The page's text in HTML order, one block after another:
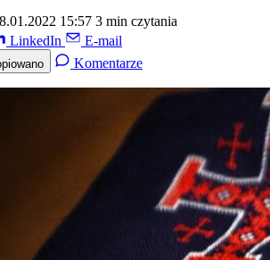
15:57 3 min czytania
LinkedIn E-mail
Komentarze